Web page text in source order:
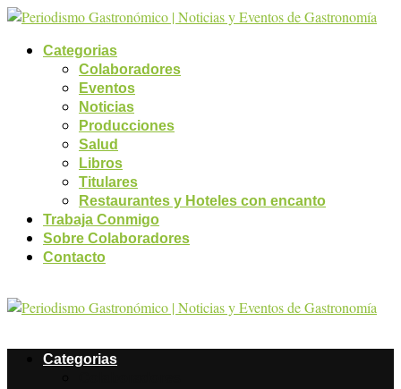
Categorias
Colaboradores
Eventos
Noticias
Producciones
Salud
Libros
Titulares
Restaurantes y Hoteles con encanto
Trabaja Conmigo
Sobre Colaboradores
Contacto
Categorias